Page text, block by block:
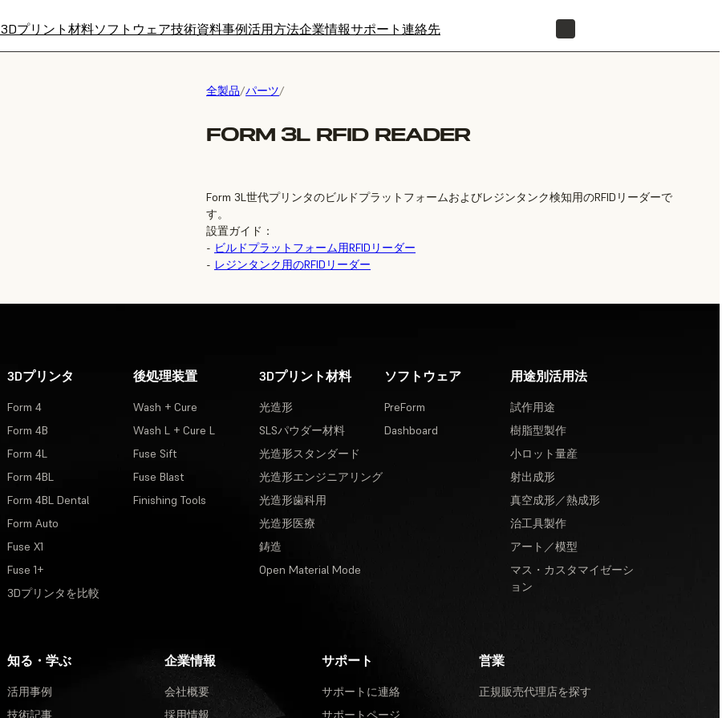
3Dプリント材料ソフトウェア技術資料事例活用方法企業情報サポート 連絡先
全製品/パーツ/
FORM 3L RFID READER
Form 3L世代プリンタのビルドプラットフォームおよびレジンタンク検知用のRFIDリーダーで
す。
設置ガイド：
- ビルドプラットフォーム用RFIDリーダー
- レジンタンク用のRFIDリーダー
3Dプリンタ
Form 4
Form 4B
Form 4L
Form 4BL
Form 4BL Dental
Form Auto
Fuse X1
Fuse 1+
3Dプリンタを比較
後処理装置
Wash + Cure
Wash L + Cure L
Fuse Sift
Fuse Blast
Finishing Tools
3Dプリント材料
光造形
SLSパウダー材料
光造形スタンダード
光造形エンジニアリング
光造形歯科用
光造形医療
鋳造
Open Material Mode
ソフトウェア
PreForm
Dashboard
用途別活用法
試作用途
樹脂型製作
小ロット量産
射出成形
真空成形／熱成形
治工具製作
アート／模型
マス・カスタマイゼーシ
ョン
知る・学ぶ
活用事例
技術記事
企業情報
会社概要
採用情報
サポート
サポートに連絡
サポートページ
営業
正規販売代理店を探す